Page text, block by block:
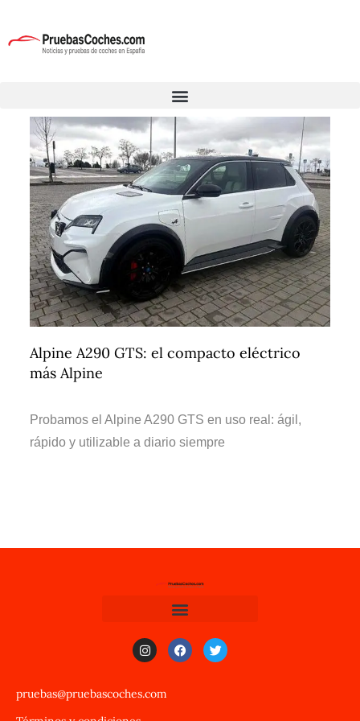
Alpine A290 GTS: el compacto eléctrico
más Alpine
Probamos el Alpine A290 GTS en uso real: ágil,
rápido y utilizable a diario siempre
pruebas@pruebascoches.com